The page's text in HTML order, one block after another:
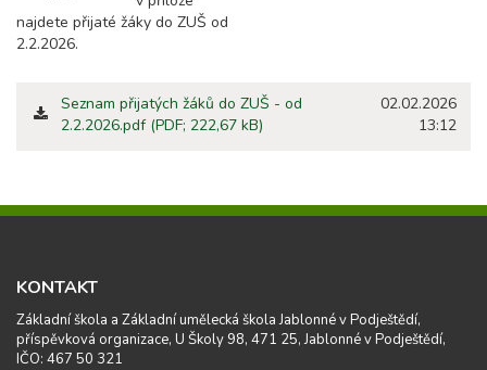
najdete přijaté žáky do ZUŠ od
2.2.2026.
Seznam přijatých žáků do ZUŠ - od
2.2.2026.pdf (PDF; 222,67 kB)
02.02.2026
13:12
KONTAKT
Základní škola a Základní umělecká škola Jablonné v Podještědí,
příspěvková organizace, U Školy 98, 471 25, Jablonné v Podještědí,
IČO: 467 50 321